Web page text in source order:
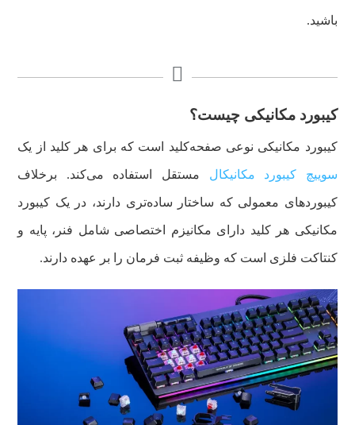
باشید.
‌‌‌کیبورد مکانیکی چیست؟
کیبورد مکانیکی نوعی صفحه‌کلید است که برای هر کلید از یک
سوییچ کیبورد مکانیکال مستقل استفاده می‌کند. برخلاف
کیبوردهای معمولی که ساختار ساده‌تری دارند، در یک کیبورد
مکانیکی هر کلید دارای مکانیزم اختصاصی شامل فنر، پایه و
کنتاکت فلزی است که وظیفه ثبت فرمان را بر عهده دارند.